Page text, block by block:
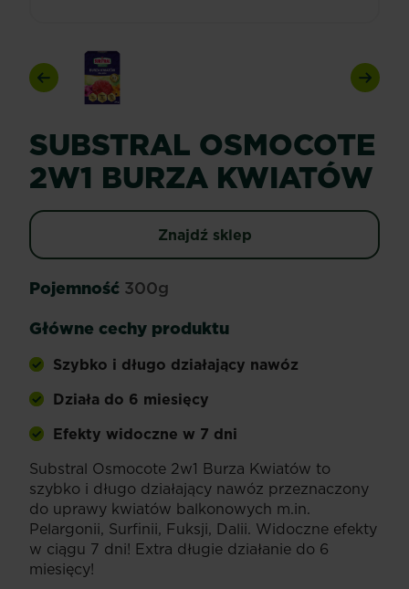
Previous Next
SUBSTRAL OSMOCOTE
2W1 BURZA KWIATÓW
Znajdź sklep
Pojemność 300g
Główne cechy produktu
Szybko i długo działający nawóz
Działa do 6 miesięcy
Efekty widoczne w 7 dni
Substral Osmocote 2w1 Burza Kwiatów to
szybko i długo działający nawóz przeznaczony
do uprawy kwiatów balkonowych m.in.
Pelargonii, Surfinii, Fuksji, Dalii. Widoczne efekty
w ciągu 7 dni! Extra długie działanie do 6
miesięcy!